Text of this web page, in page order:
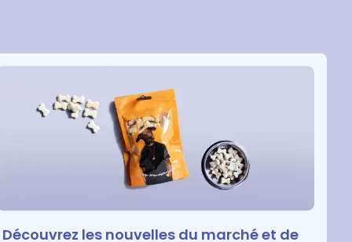
Je consens au traitement de mes données
Découvrez les nouvelles du marché et de